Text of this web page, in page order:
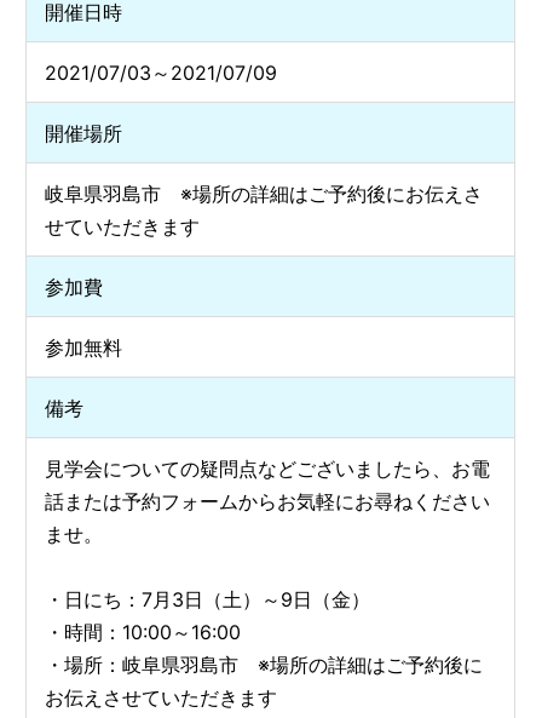
開催日時
2021/07/03～2021/07/09
開催場所
岐阜県羽島市 ※場所の詳細はご予約後にお伝えさ
せていただきます
参加費
参加無料
備考
見学会についての疑問点などございましたら、お電
話または予約フォームからお気軽にお尋ねください
ませ。
・日にち：7月3日（土）～9日（金）
・時間：10:00～16:00
・場所：岐阜県羽島市 ※場所の詳細はご予約後に
お伝えさせていただきます